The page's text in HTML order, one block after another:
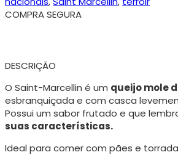
COMPRA SEGURA
DESCRIÇÃO
O Saint-Marcellin é um queijo mole
esbranquiçada e com casca
Possui um sabor frutado e que
suas características.
Ideal para comer com pães e